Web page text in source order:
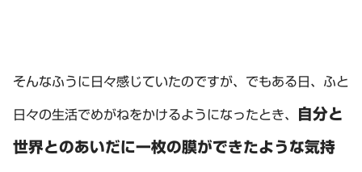
そんなふうに日々感じていたのですが、でもある日、ふと
日々の生活でめがねをかけるようになったとき、 自分と
世界とのあいだに一枚の膜ができたような気持